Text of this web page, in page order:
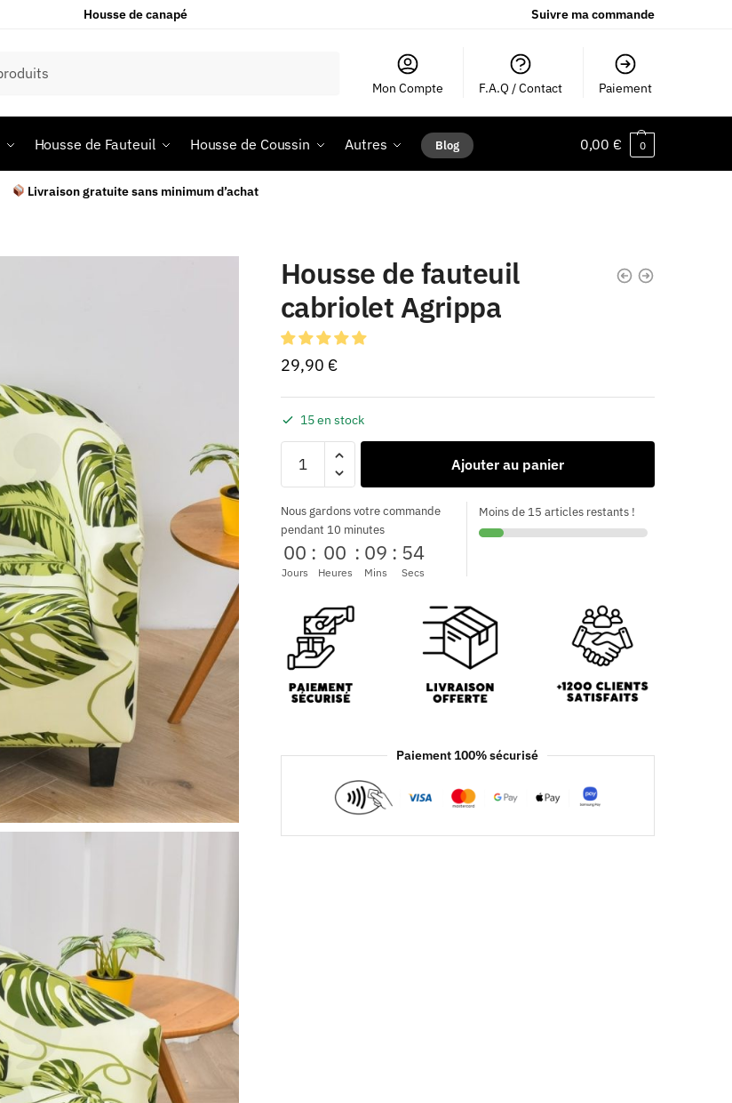
Housse de canapé Suivre ma commande
Mon Compte F.A.Q / Contact Paiement
Housse de Fauteuil Housse de Coussin Autres Blog 0,00 € 0
Livraison gratuite sans minimum d’achat
Housse de fauteuil
cabriolet Agrippa
29,90 €
15 en stock
Ajouter au panier
Nous gardons votre commande
pendant 10 minutes
00
Jours
: 00
Heures
: 09
Mins
: 52
Secs
Moins de 15 articles restants !
Paiement 100% sécurisé